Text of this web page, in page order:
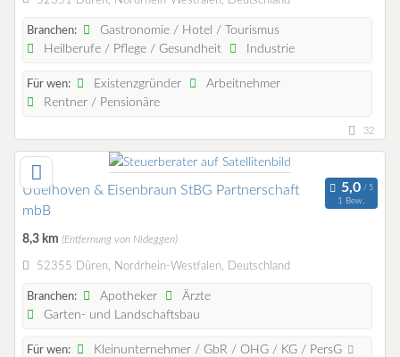
Branchen:
Gastronomie / Hotel / Tourismus
Heilberufe / Pflege / Gesundheit
Industrie
Für wen: Existenzgründer
Arbeitnehmer
Rentner / Pensionäre
32
Udelhoven & Eisenbraun StBG Partnerschaft
mbB
1 Bew.
8,3 km (Entfernung von Nideggen)
52355 Düren, Nordrhein-Westfalen, Deutschland
Branchen: Apotheker
Ärzte
Garten- und Landschaftsbau
Für wen:
Kleinunternehmer / GbR / OHG / KG / PersG